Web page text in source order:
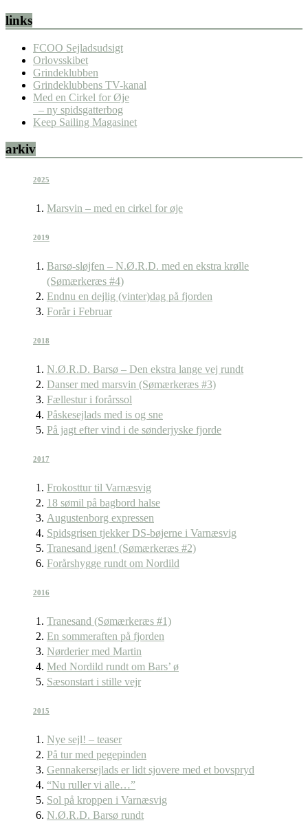
links
FCOO Sejladsudsigt
Orlovsskibet
Grindeklubben
Grindeklubbens TV-kanal
Med en Cirkel for Øje
– ny spidsgatterbog
Keep Sailing Magasinet
arkiv
2025
Marsvin – med en cirkel for øje
2019
Barsø-sløjfen – N.Ø.R.D. med en ekstra krølle
(Sømærkeræs #4)
Endnu en dejlig (vinter)dag på fjorden
Forår i Februar
2018
N.Ø.R.D. Barsø – Den ekstra lange vej rundt
Danser med marsvin (Sømærkeræs #3)
Fællestur i forårssol
Påskesejlads med is og sne
På jagt efter vind i de sønderjyske fjorde
2017
Frokosttur til Varnæsvig
18 sømil på bagbord halse
Augustenborg expressen
Spidsgrisen tjekker DS-bøjerne i Varnæsvig
Tranesand igen! (Sømærkeræs #2)
Forårshygge rundt om Nordild
2016
Tranesand (Sømærkeræs #1)
En sommeraften på fjorden
Nørderier med Martin
Med Nordild rundt om Bars’ ø
Sæsonstart i stille vejr
2015
Nye sejl! – teaser
På tur med pegepinden
Gennakersejlads er lidt sjovere med et bovspryd
“Nu ruller vi alle…”
Sol på kroppen i Varnæsvig
N.Ø.R.D. Barsø rundt